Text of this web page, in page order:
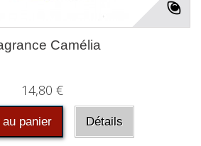
Camélia
14,80 €
panier Détails